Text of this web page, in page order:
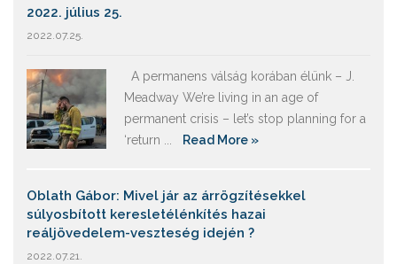
2022. július 25.
2022.07.25.
A permanens válság korában élünk – J.
Meadway We’re living in an age of
permanent crisis – let’s stop planning for a
‘return ...
Read More »
Oblath Gábor: Mivel jár az árrögzítésekkel
súlyosbított keresletélénkítés hazai
reáljövedelem-veszteség idején ?
2022.07.21.